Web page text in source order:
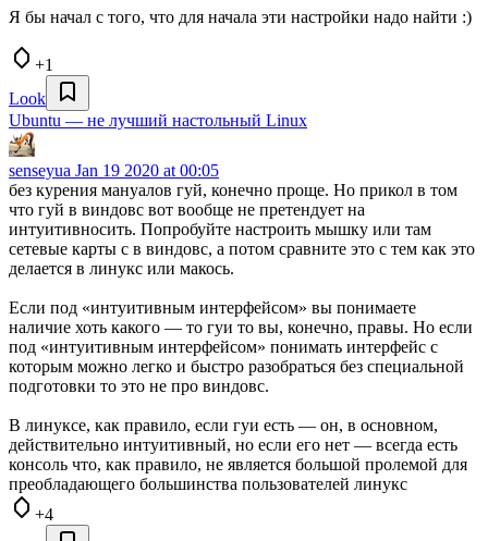
Я бы начал с того, что для начала эти настройки надо найти :)
+1
Look
Ubuntu — не лучший настольный Linux
senseyua Jan 19 2020 at 00:05
без курения мануалов гуй, конечно проще. Но прикол в том
что гуй в виндовс вот вообще не претендует на
интуитивносить. Попробуйте настроить мышку или там
сетевые карты с в виндовс, а потом сравните это с тем как это
делается в линукс или макось.
Если под «интуитивным интерфейсом» вы понимаете
наличие хоть какого — то гуи то вы, конечно, правы. Но если
под «интуитивным интерфейсом» понимать интерфейс с
которым можно легко и быстро разобраться без специальной
подготовки то это не про виндовс.
В линуксе, как правило, если гуи есть — он, в основном,
действительно интуитивный, но если его нет — всегда есть
консоль что, как правило, не является большой пролемой для
преобладающего большинства пользователей линукс
+4